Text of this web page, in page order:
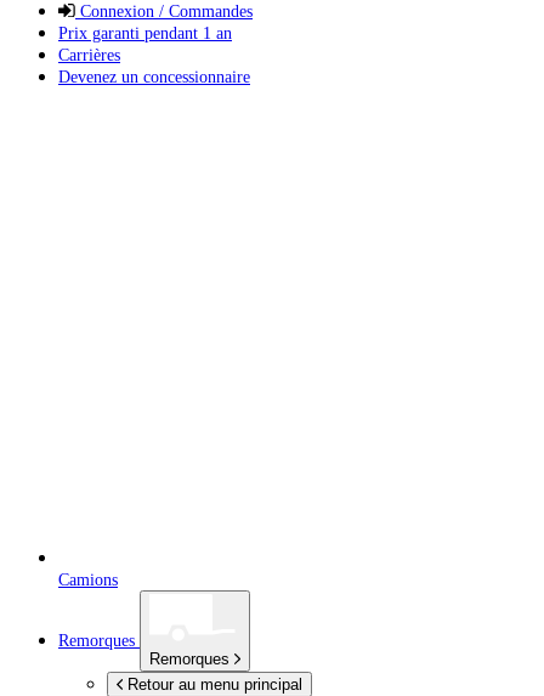
Connexion / Commandes
Prix garanti pendant 1 an
Carrières
Devenez un concessionnaire
Camions
Remorques
Remorques
Retour au menu principal